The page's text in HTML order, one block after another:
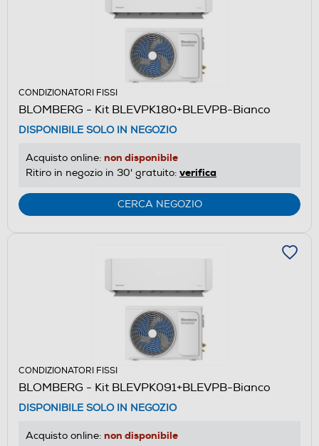
CONDIZIONATORI FISSI
BLOMBERG - Kit BLEVPK180+BLEVPB-Bianco
DISPONIBILE SOLO IN NEGOZIO
Acquisto online: non disponibile
Ritiro in negozio in 30' gratuito: verifica
CERCA NEGOZIO
CONDIZIONATORI FISSI
BLOMBERG - Kit BLEVPK091+BLEVPB-Bianco
DISPONIBILE SOLO IN NEGOZIO
Acquisto online: non disponibile